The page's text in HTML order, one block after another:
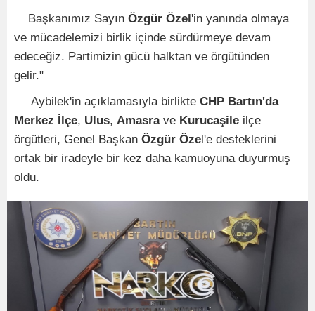
Başkanımız Sayın Özgür Özel'in yanında olmaya
ve mücadelemizi birlik içinde sürdürmeye devam
edeceğiz. Partimizin gücü halktan ve örgütünden
gelir."
Aybilek'in açıklamasıyla birlikte CHP Bartın'da
Merkez İlçe, Ulus, Amasrave Kurucaşile ilçe
örgütleri, Genel Başkan Özgür Özel'e desteklerini
ortak bir iradeyle bir kez daha kamuoyuna duyurmuş
oldu.